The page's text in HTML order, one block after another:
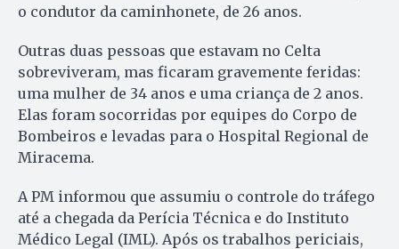
o condutor da caminhonete, de 26 anos.
Outras duas pessoas que estavam no Celta
sobreviveram, mas ficaram gravemente feridas:
uma mulher de 34 anos e uma criança de 2 anos.
Elas foram socorridas por equipes do Corpo de
Bombeiros e levadas para o Hospital Regional de
Miracema.
A PM informou que assumiu o controle do tráfego
até a chegada da Perícia Técnica e do Instituto
Médico Legal (IML). Após os trabalhos periciais,